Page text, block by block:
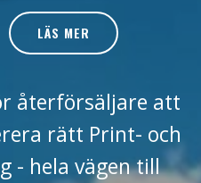
LÄS MER
återförsäljare att
rätt Print- och
- hela vägen till